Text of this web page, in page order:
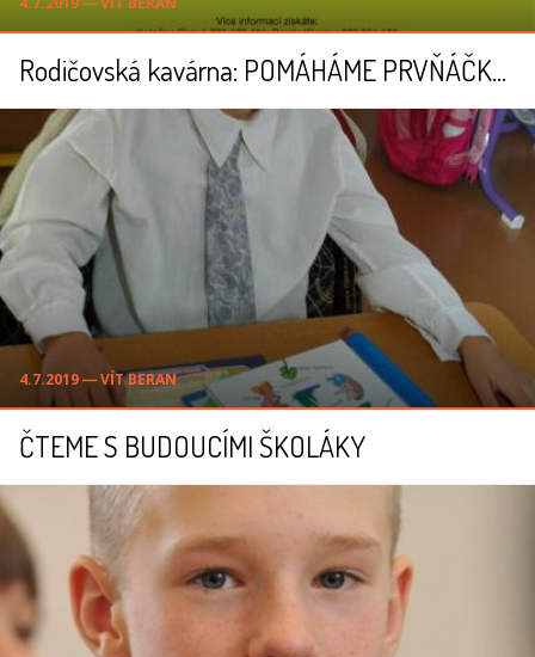
Rodičovská kavárna: POMÁHÁME PRVŇÁČKŮM
4.7.2019 ― VÍT BERAN
ČTEME S BUDOUCÍMI ŠKOLÁKY